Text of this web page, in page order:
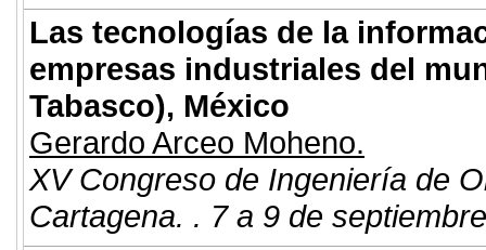
Las tecnologías de la
empresas industriales del
Tabasco), México
Gerardo Arceo Moheno.
XV Congreso de Ingeniería de
Cartagena. . 7 a 9 de